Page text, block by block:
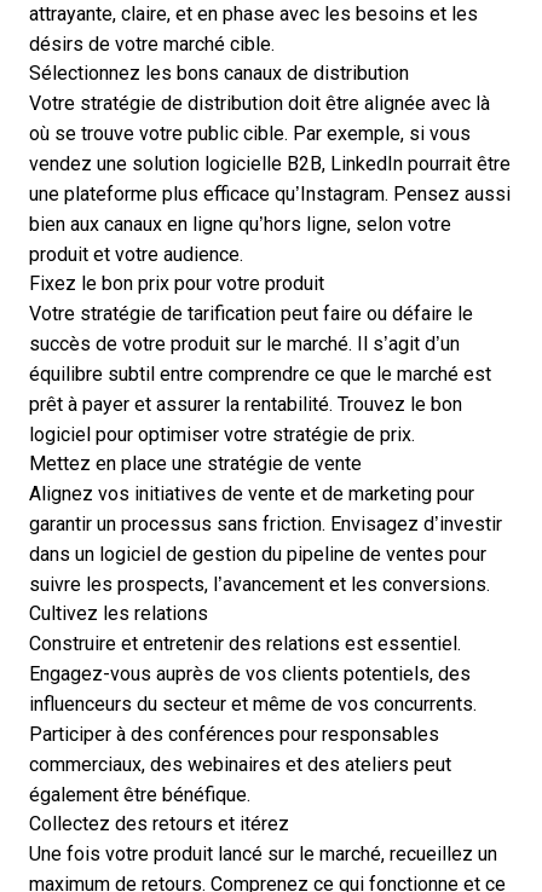
attrayante, claire, et en phase avec les besoins et les
désirs de votre marché cible.
Sélectionnez les bons canaux de distribution
Votre stratégie de distribution doit être alignée avec là
où se trouve votre public cible. Par exemple, si vous
vendez une solution logicielle B2B, LinkedIn pourrait être
une plateforme plus efficace qu’Instagram. Pensez aussi
bien aux canaux en ligne qu’hors ligne, selon votre
produit et votre audience.
Fixez le bon prix pour votre produit
Votre stratégie de tarification peut faire ou défaire le
succès de votre produit sur le marché. Il s’agit d’un
équilibre subtil entre comprendre ce que le marché est
prêt à payer et assurer la rentabilité. Trouvez le bon
logiciel pour optimiser votre stratégie de prix.
Mettez en place une stratégie de vente
Alignez vos initiatives de vente et de marketing pour
garantir un processus sans friction. Envisagez d’investir
dans un logiciel de gestion du pipeline de ventes pour
suivre les prospects, l’avancement et les conversions.
Cultivez les relations
Construire et entretenir des relations est essentiel.
Engagez-vous auprès de vos clients potentiels, des
influenceurs du secteur et même de vos concurrents.
Participer à des conférences pour responsables
commerciaux, des webinaires et des ateliers peut
également être bénéfique.
Collectez des retours et itérez
Une fois votre produit lancé sur le marché, recueillez un
maximum de retours. Comprenez ce qui fonctionne et ce